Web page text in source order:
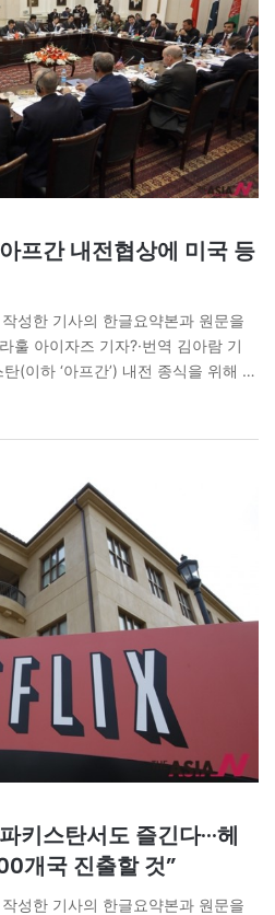
프간 내전협상에 미국 등
성한 기사의 한글요약본과 원문을
훌 아이자즈 기자?·번역 김아람 기
(이하 ‘아프간’) 내전 종식을 위해 미
이들 국가의 수석 외교관들이 파키
동해 탈레반을 협상에 참여시키기
키스탄서도 즐긴다···헤
개국 진출할 것”
성한 기사의 한글요약본과 원문을